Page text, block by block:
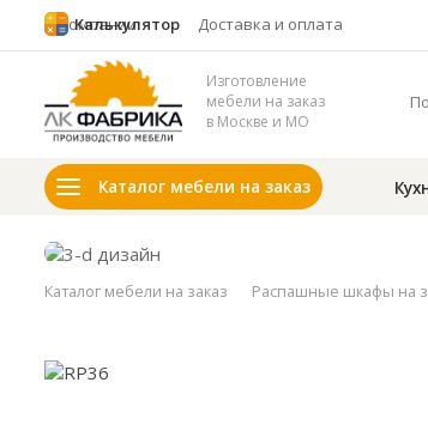
Изготовление
мебели на заказ
в Москве и МО
Каталог мебели на заказ
О компании Доставка и оплата
Калькулятор
Каталог мебели на заказ Распашные шкафы на